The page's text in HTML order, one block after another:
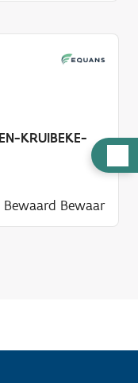
u
?
KRUIBEKE-
Bewaard Bewaar